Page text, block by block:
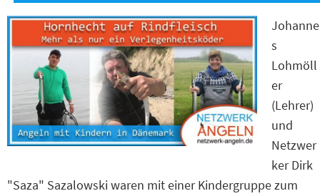
Johanne
s
Lohmöll
er
(Lehrer)
und
Netzwer
ker Dirk
"Saza" Sazalowski waren mit einer Kindergruppe zum